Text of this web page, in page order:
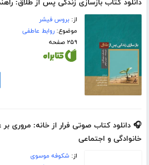
دانلود کتاب بازسازی زندگی پس از طلاق:
از:بروس فیشر
موضوع:روابط عاطفی
۲۵۹ صفحه
🎧 دانلود کتاب صوتی فرار از خانه: مروری بر
خانوادگی و اجتماعی
از:شکوفه موسوی